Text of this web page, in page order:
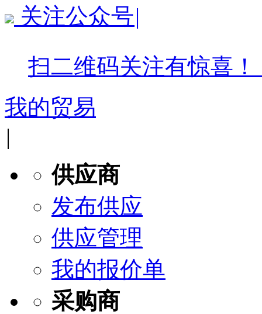
关注公众号|
扫二维码关注有惊喜！
我的贸易
|
供应商
发布供应
供应管理
我的报价单
采购商